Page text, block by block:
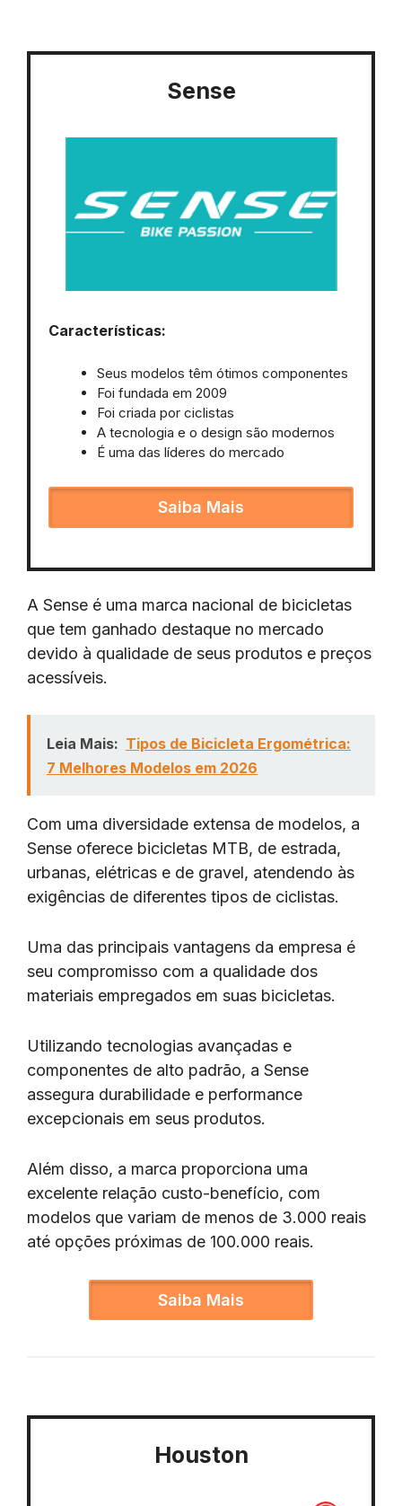
Sense
Características:
Seus modelos têm ótimos componentes
Foi fundada em 2009
Foi criada por ciclistas
A tecnologia e o design são modernos
É uma das líderes do mercado
Saiba Mais
A Sense é uma marca nacional de bicicletas
que tem ganhado destaque no mercado
devido à qualidade de seus produtos e preços
acessíveis.
Leia Mais: Tipos de Bicicleta Ergométrica:
7 Melhores Modelos em 2026
Com uma diversidade extensa de modelos, a
Sense oferece bicicletas MTB, de estrada,
urbanas, elétricas e de gravel, atendendo às
exigências de diferentes tipos de ciclistas.
Uma das principais vantagens da empresa é
seu compromisso com a qualidade dos
materiais empregados em suas bicicletas.
Utilizando tecnologias avançadas e
componentes de alto padrão, a Sense
assegura durabilidade e performance
excepcionais em seus produtos.
Além disso, a marca proporciona uma
excelente relação custo-benefício, com
modelos que variam de menos de 3.000 reais
até opções próximas de 100.000 reais.
Saiba Mais
Houston